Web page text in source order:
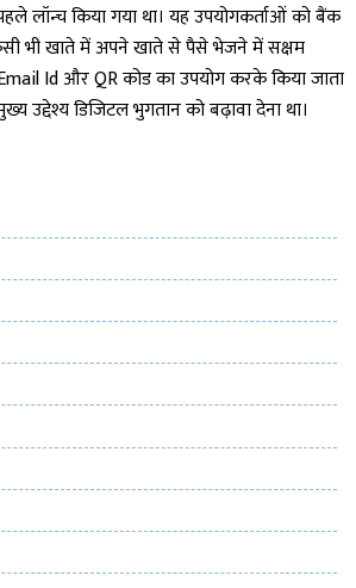
लॉन्च किया गया था। यह उपयोगकर्ताओं को बैंक
भी खाते में अपने खाते से पैसे भेजने में सक्षम
Id और QR कोड का उपयोग करके किया जाता
उद्देश्य डिजिटल भुगतान को बढ़ावा देना था।